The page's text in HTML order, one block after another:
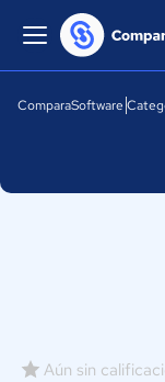
ComparaSoftware
Aún sin